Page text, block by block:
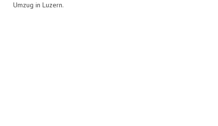
Umzug in Luzern.